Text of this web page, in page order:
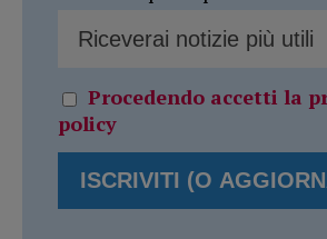
Procedendo accetti la
policy